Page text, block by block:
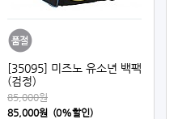
[35095] 미즈노 유소년 백팩
(검정)
85,000원
85,000원 (0%할인)